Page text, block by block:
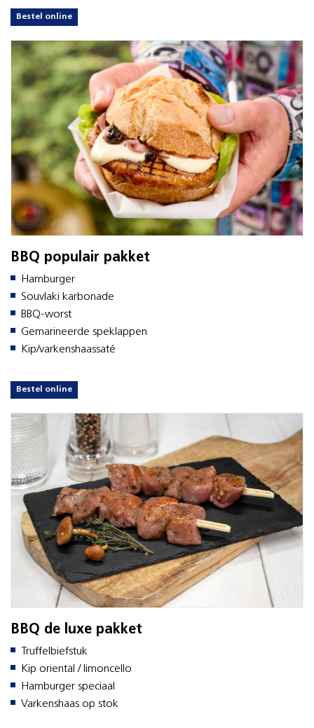
Bestel online
BBQ populair pakket
Hamburger
Souvlaki karbonade
BBQ-worst
Gemarineerde speklappen
Kip/varkenshaassaté
Bestel online
BBQ de luxe pakket
Truffelbiefstuk
Kip oriental / limoncello
Hamburger speciaal
Varkenshaas op stok